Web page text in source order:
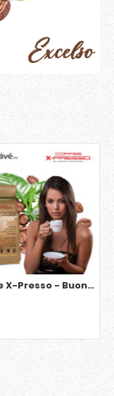
Coffee X-Presso - Buongiorno